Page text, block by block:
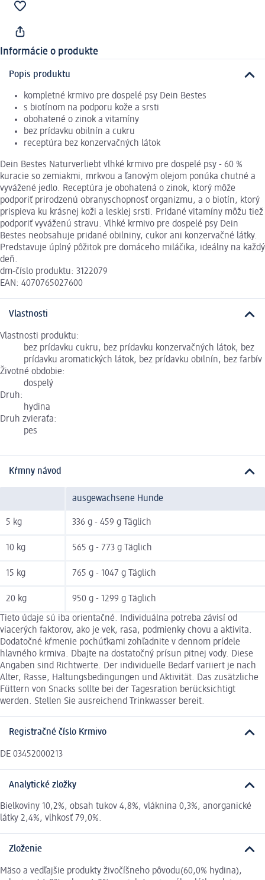
Informácie o produkte
Popis produktu
kompletné krmivo pre dospelé psy Dein Bestes
s biotínom na podporu kože a srsti
obohatené o zinok a vitamíny
bez prídavku obilnín a cukru
receptúra bez konzervačných látok
Dein Bestes Naturverliebt vlhké krmivo pre dospelé psy - 60 %
kuracie so zemiakmi, mrkvou a ľanovým olejom ponúka chutné a
vyvážené jedlo. Receptúra je obohatená o zinok, ktorý môže
podporiť prirodzenú obranyschopnosť organizmu, a o biotín, ktorý
prispieva ku krásnej koži a lesklej srsti. Pridané vitamíny môžu tiež
podporiť vyváženú stravu. Vlhké krmivo pre dospelé psy Dein
Bestes neobsahuje pridané obilniny, cukor ani konzervačné látky.
Predstavuje úplný pôžitok pre domáceho miláčika, ideálny na každý
deň.
dm-číslo produktu: 3122079
EAN: 4070765027600
Vlastnosti
Vlastnosti produktu:
bez prídavku cukru, bez prídavku konzervačných látok, bez
prídavku aromatických látok, bez prídavku obilnín, bez farbív
Životné obdobie:
dospelý
Druh:
hydina
Druh zvieraťa:
pes
Kŕmny návod
ausgewachsene Hunde
5 kg 336 g - 459 g Täglich
10 kg 565 g - 773 g Täglich
15 kg 765 g - 1047 g Täglich
20 kg 950 g - 1299 g Täglich
Tieto údaje sú iba orientačné. Individuálna potreba závisí od
viacerých faktorov, ako je vek, rasa, podmienky chovu a aktivita.
Dodatočné kŕmenie pochúťkami zohľadnite v dennom prídele
hlavného krmiva. Dbajte na dostatočný prísun pitnej vody. Diese
Angaben sind Richtwerte. Der individuelle Bedarf variiert je nach
Alter, Rasse, Haltungsbedingungen und Aktivität. Das zusätzliche
Füttern von Snacks sollte bei der Tagesration berücksichtigt
werden. Stellen Sie ausreichend Trinkwasser bereit.
Registračné číslo Krmivo
DE 03452000213
Analytické zložky
Bielkoviny 10,2%, obsah tukov 4,8%, vláknina 0,3%, anorganické
látky 2,4%, vlhkosť 79,0%.
Zloženie
Mäso a vedľajšie produkty živočíšneho pôvodu(60,0% hydina),